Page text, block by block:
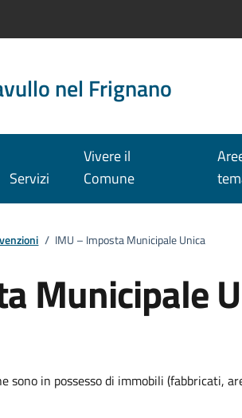
nel Frignano
Servizi
Vivere il
Comune
/ IMU – Imposta Municipale Unica
Municipale
sono in possesso di immobili (fabbricati,